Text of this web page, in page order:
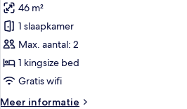
op
bergen
Standaard
kamer
laden
46 m²
1 slaapkamer
Max. aantal: 2
1 kingsize bed
Gratis wifi
Meer informatie
Meer